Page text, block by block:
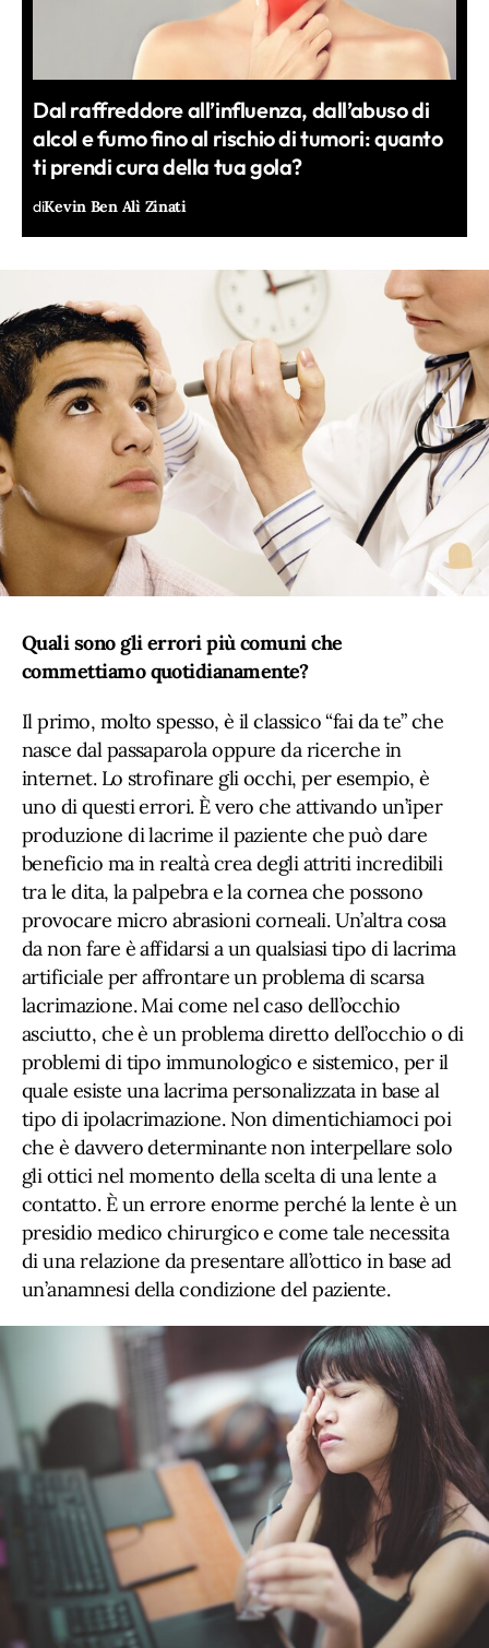
Dal raffreddore all’influenza, dall’abuso di
alcol e fumo fino al rischio di tumori: quanto
ti prendi cura della tua gola?
diKevin Ben Alì Zinati
Quali sono gli errori più comuni che
commettiamo quotidianamente?
Il primo, molto spesso, è il classico “fai da te” che
nasce dal passaparola oppure da ricerche in
internet. Lo strofinare gli occhi, per esempio, è
uno di questi errori. È vero che attivando un’iper
produzione di lacrime il paziente che può dare
beneficio ma in realtà crea degli attriti incredibili
tra le dita, la palpebra e la cornea che possono
provocare micro abrasioni corneali. Un’altra cosa
da non fare è affidarsi a un qualsiasi tipo di lacrima
artificiale per affrontare un problema di scarsa
lacrimazione. Mai come nel caso dell’occhio
asciutto, che è un problema diretto dell’occhio o di
problemi di tipo immunologico e sistemico, per il
quale esiste una lacrima personalizzata in base al
tipo di ipolacrimazione. Non dimentichiamoci poi
che è davvero determinante non interpellare solo
gli ottici nel momento della scelta di una lente a
contatto. È un errore enorme perché la lente è un
presidio medico chirurgico e come tale necessita
di una relazione da presentare all’ottico in base ad
un’anamnesi della condizione del paziente.